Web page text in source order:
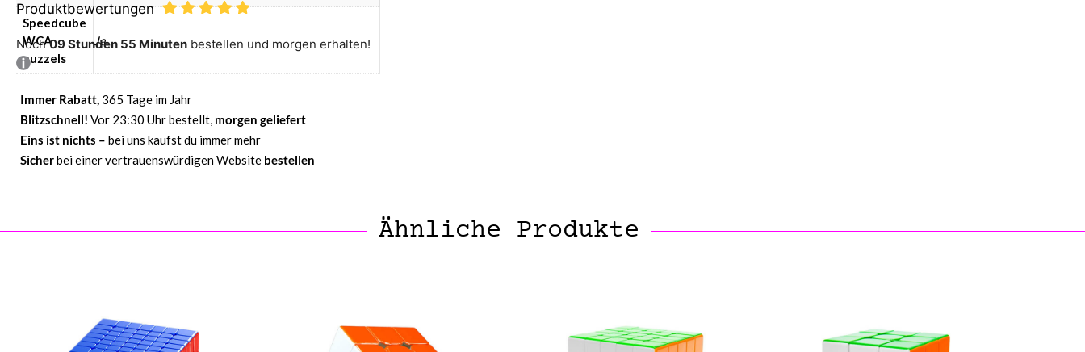
Speedcube
WCA
puzzels
Ja
Produktbewertungen
Noch09 Stunden 55 Minuten bestellen und morgen erhalten!
Immer Rabatt, 365 Tage im Jahr
Blitzschnell! Vor 23:30 Uhr bestellt, morgen geliefert
Eins ist nichts – bei uns kaufst du immer mehr
Sicherbei einer vertrauenswürdigen Website bestellen
Ähnliche Produkte